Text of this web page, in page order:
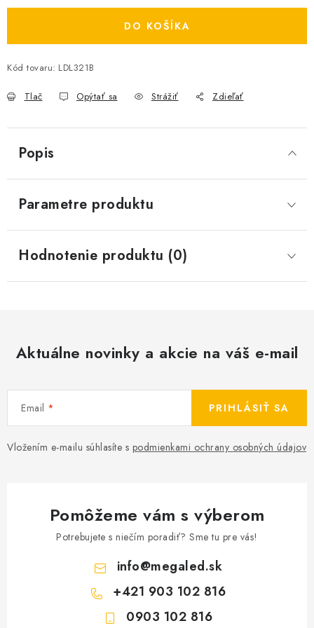
DO KOŠÍKA
Kód tovaru: LDL321B
Tlač Opýtať sa Strážiť Zdieľať
Popis
Parametre produktu
Hodnotenie produktu (0)
Aktuálne novinky a akcie na váš e-mail
Email
Vložením e-mailu súhlasíte s podmienkami ochrany osobných údajov
PRIHLÁSIŤ SA
Pomôžeme vám s výberom
Potrebujete s niečím poradiť? Sme tu pre vás!
info@megaled.sk
+421 903 102 816
0903 102 816